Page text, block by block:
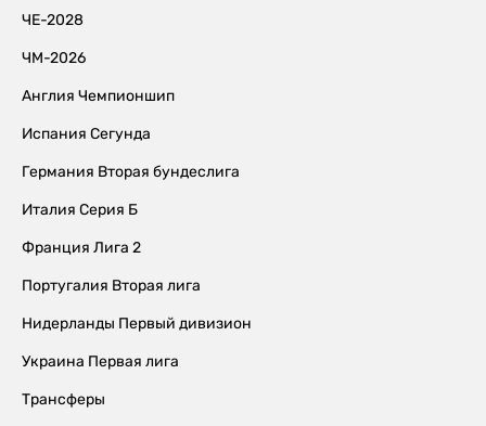
ЧЕ-2028
ЧМ-2026
Англия Чемпионшип
Испания Сегунда
Германия Вторая бундеслига
Италия Серия Б
Франция Лига 2
Португалия Вторая лига
Нидерланды Первый дивизион
Украина Первая лига
Трансферы